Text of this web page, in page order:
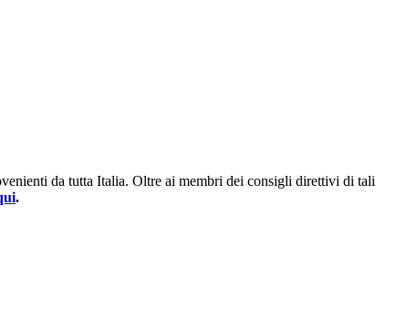
da tutta Italia. Oltre ai membri dei consigli direttivi di tali
.